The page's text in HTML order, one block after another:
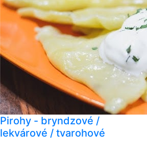
Pirohy - bryndzové /
lekvárové / tvarohové